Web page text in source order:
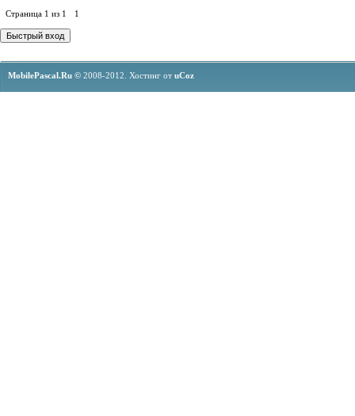
Страница 1 из 1 1
MobilePascal.Ru © 2008-2012. Хостинг от uCoz